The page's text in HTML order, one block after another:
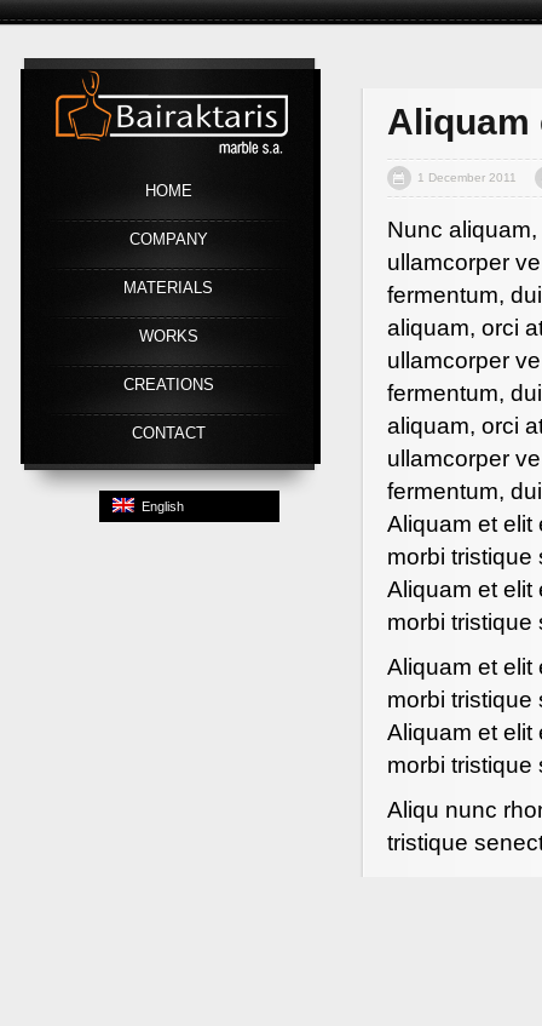
HOME
COMPANY
MATERIALS
WORKS
CREATIONS
CONTACT
English
Aliquam
1 December 2011
Nunc
ullamcorper
fermentum,
aliquam, orci
ullamcorper
fermentum,
aliquam, orci
ullamcorper
fermentum,
Aliquam et elit
morbi
Aliquam et elit
morbi
Aliquam et elit
morbi
Aliquam et elit
morbi
Aliqu nunc
tristique